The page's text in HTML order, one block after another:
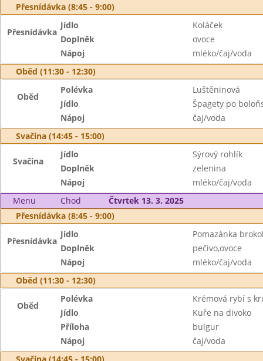
Přesnídávka (8:45 - 9:00)
Přesnídávka
Jídlo
Koláček
Doplněk
ovoce
Nápoj
mléko/čaj/voda
Oběd (11:30 - 12:30)
Oběd
Polévka
Luštěninová
Jídlo
Špagety po
Nápoj
čaj/voda
Svačina (14:45 - 15:00)
Svačina
Jídlo
Sýrový rohlík
Doplněk
zelenina
Nápoj
mléko/čaj/voda
Menu
Chod
Čtvrtek 13. 3. 2025
Přesnídávka (8:45 - 9:00)
Přesnídávka
Jídlo
Pomazánka
Doplněk
pečivo,ovoce
Nápoj
mléko/čaj/voda
Oběd (11:30 - 12:30)
Oběd
Polévka
Krémová rybí s
Jídlo
Kuře na divoko
Příloha
bulgur
Nápoj
čaj/voda